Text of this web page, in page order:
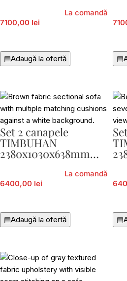
7100,00 lei
La comandă
▤Adaugă la ofertă ▤
Set 2 canapele
TIMBUHAN
2380x1030x638mm
6400,00 lei
La comandă
▤Adaugă la ofertă ▤